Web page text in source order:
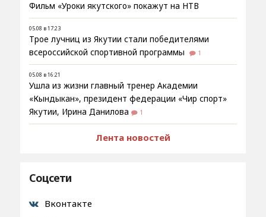
Фильм «Уроки якутского» покажут на НТВ
05.08 в 17:23
Трое лучниц из Якутии стали победителями
всероссийской спортивной программы
1
05.08 в 16:21
Ушла из жизни главный тренер Академии
«Кындыкан», президент федерации «Чир спорт»
Якутии, Ирина Данилова
1
Лента новостей
Соцсети
Вконтакте